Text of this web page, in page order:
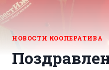
НОВОСТИ КООПЕРАТИВА